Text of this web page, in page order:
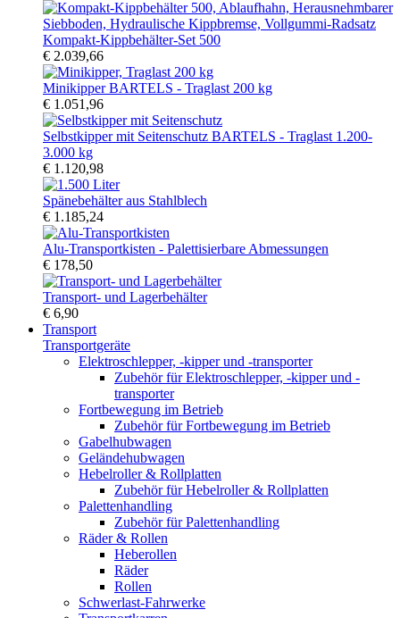
Kompakt-Kippbehälter-Set 500
€ 2.039,66
Minikipper BARTELS - Traglast 200 kg
€ 1.051,96
Selbstkipper mit Seitenschutz BARTELS - Traglast 1.200-
3.000 kg
€ 1.120,98
Spänebehälter aus Stahlblech
€ 1.185,24
Alu-Transportkisten - Palettisierbare Abmessungen
€ 178,50
Transport- und Lagerbehälter
€ 6,90
Transport
Transportgeräte
Elektroschlepper, -kipper und -transporter
Zubehör für Elektroschlepper, -kipper und -
transporter
Fortbewegung im Betrieb
Zubehör für Fortbewegung im Betrieb
Gabelhubwagen
Geländehubwagen
Hebelroller & Rollplatten
Zubehör für Hebelroller & Rollplatten
Palettenhandling
Zubehör für Palettenhandling
Räder & Rollen
Heberollen
Räder
Rollen
Schwerlast-Fahrwerke